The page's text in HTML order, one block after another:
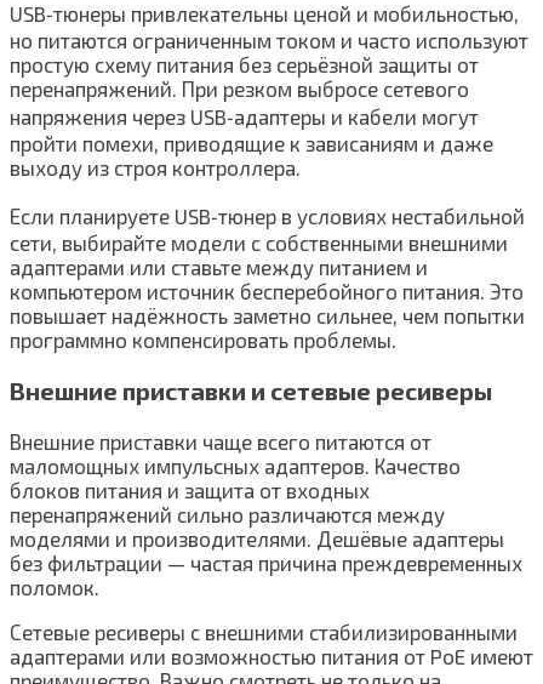
USB‑тюнеры привлекательны ценой и мобильностью,
но питаются ограниченным током и часто используют
простую схему питания без серьёзной защиты от
перенапряжений. При резком выбросе сетевого
напряжения через USB‑адаптеры и кабели могут
пройти помехи, приводящие к зависаниям и даже
выходу из строя контроллера.
Если планируете USB‑тюнер в условиях нестабильной
сети, выбирайте модели с собственными внешними
адаптерами или ставьте между питанием и
компьютером источник бесперебойного питания. Это
повышает надёжность заметно сильнее, чем попытки
программно компенсировать проблемы.
Внешние приставки и сетевые ресиверы
Внешние приставки чаще всего питаются от
маломощных импульсных адаптеров. Качество
блоков питания и защита от входных
перенапряжений сильно различаются между
моделями и производителями. Дешёвые адаптеры
без фильтрации — частая причина преждевременных
поломок.
Сетевые ресиверы с внешними стабилизированными
адаптерами или возможностью питания от PoE имеют